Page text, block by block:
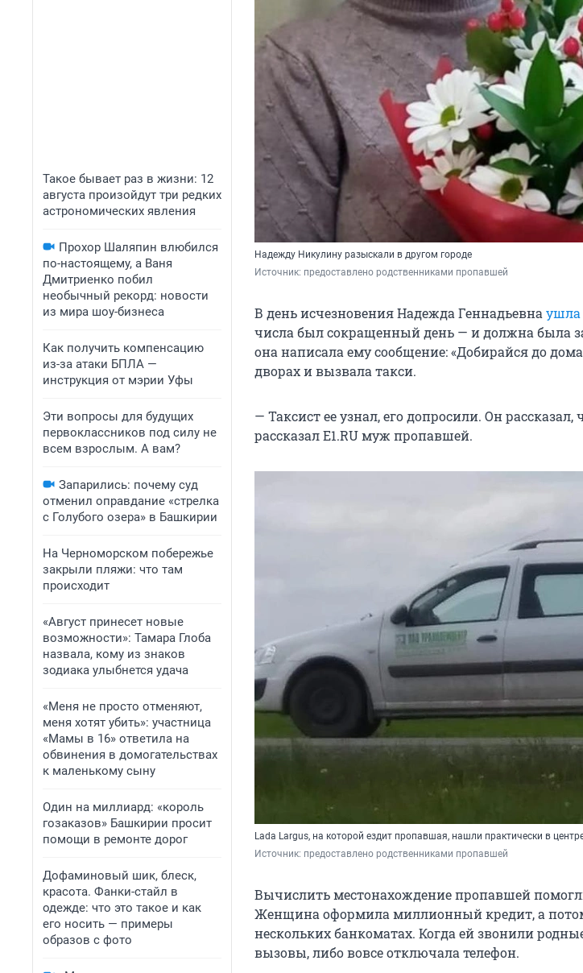
Такое бывает раз в жизни: 12
августа произойдут три редких
астрономических явления
Прохор Шаляпин влюбился
по-настоящему, а Ваня
Дмитриенко побил
необычный рекорд: новости
из мира шоу-бизнеса
Как получить компенсацию
из-за атаки БПЛА —
инструкция от мэрии Уфы
Эти вопросы для будущих
первоклассников под силу не
всем взрослым. А вам?
Запарились: почему суд
отменил оправдание «стрелка
с Голубого озера» в Башкирии
На Черноморском побережье
закрыли пляжи: что там
происходит
«Август принесет новые
возможности»: Тамара Глоба
назвала, кому из знаков
зодиака улыбнется удача
«Меня не просто отменяют,
меня хотят убить»: участница
«Мамы в 16» ответила на
обвинения в домогательствах
к маленькому сыну
Один на миллиард: «король
гозаказов» Башкирии просит
помощи в ремонте дорог
Дофаминовый шик, блеск,
красота. Фанки-стайл в
одежде: что это такое и как
его носить — примеры
образов с фото
Надежду Никулину разыскали в другом городе
Источник: предоставлено родственниками пропавшей
В день исчезновения Надежда Геннадьевна ушла
числа был сокращенный день — и должна была
она написала ему сообщение: «Добирайся до
дворах и вызвала такси.
— Таксист ее узнал, его допросили. Он рассказал,
рассказал E1.RU муж пропавшей.
Lada Largus, на которой ездит пропавшая, нашли практически в
Источник: предоставлено родственниками пропавшей
Вычислить местонахождение пропавшей
Женщина оформила миллионный кредит, а
нескольких банкоматах. Когда ей звонили
вызовы, либо вовсе отключала телефон.